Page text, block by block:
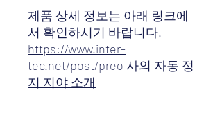
제품 상세 정보는 아래 링크에
서 확인하시기 바랍니다.
https://www.inter-
tec.net/post/preo 사의 자동 정
지 지야 소개